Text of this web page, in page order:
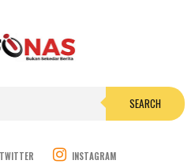
SEARCH
TWITTER INSTAGRAM